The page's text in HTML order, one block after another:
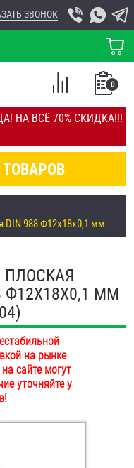
НА ВСЁ 70% СКИДКА!!!
ЗВОНОК
КОРЗИНА
0
СПИСОК
СРАВНЕНИЕ
DIN 988 Ф12х18х0,1 мм
Ф12Х18Х0,1 ММ
на рынке
сайте могут
уточняйте у